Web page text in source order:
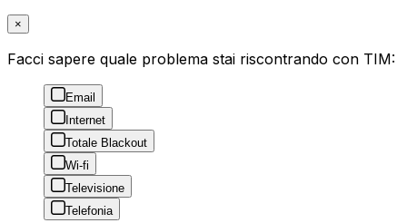
×
Facci sapere quale problema stai riscontrando con TIM:
Email
Internet
Totale Blackout
Wi-fi
Televisione
Telefonia